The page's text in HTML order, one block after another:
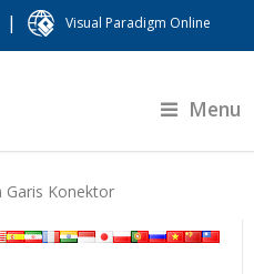
| Visual Paradigm Online
Menu
Garis Konektor